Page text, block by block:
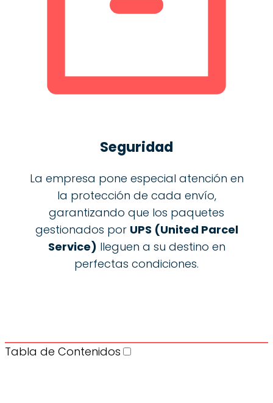
Seguridad
La empresa pone especial atención en
la protección de cada envío,
garantizando que los paquetes
gestionados por UPS (United Parcel
Service) lleguen a su destino en
perfectas condiciones.
Tabla de Contenidos